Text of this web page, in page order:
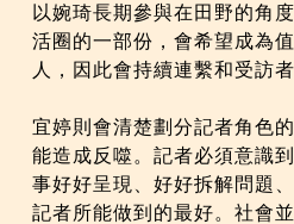
以婉琦長期參與在田野的角
活圈的一部份，會希望成為
人，因此會持續連繫和受訪
宜婷則會清楚劃分記者角色
能造成反噬。記者必須意識
事好好呈現、好好拆解問題
記者所能做到的最好。社會